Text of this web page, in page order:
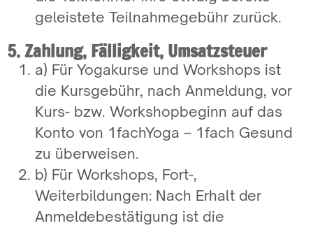
geleistete Teilnahmegebühr zurück.
5. Zahlung, Fälligkeit, Umsatzsteuer
a) Für Yogakurse und Workshops ist
die Kursgebühr, nach Anmeldung, vor
Kurs- bzw. Workshopbeginn auf das
Konto von 1fachYoga – 1fach Gesund
zu überweisen.
b) Für Workshops, Fort-,
Weiterbildungen: Nach Erhalt der
Anmeldebestätigung ist die